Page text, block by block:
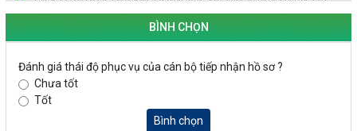
KHỞI NGHIỆP VỚI MÔ HÌNH NUÔI ỐC NHỒI
NHÌN LẠI HOẠT ĐỘNG KHỞI NGHIỆP ĐẮK LẮK GIAI ĐOẠN 2018-
KHAI MẠC TECHFEST 2024
TRAILER TECHFEST DAKLAK 2024 OK1
Đắk Lắk - Tiềm năng và cơ hội đầu tư ngày
BÌNH CHỌN
Đánh giá thái độ phục vụ của cán bộ tiếp nhận hồ sơ ?
Chưa tốt
Tốt
Bình chọn